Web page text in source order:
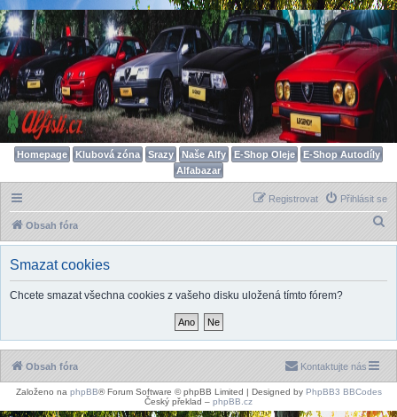
Homepage Klubová zóna Srazy Naše Alfy E-Shop Oleje
E-Shop Autodíly
Alfabazar
Přihlásit se
Registrovat
Obsah fóra
l
Smazat cookies
Chcete smazat všechna cookies z vašeho disku uložená tímto fórem?
Obsah fóra Kontaktujte nás
Založeno na phpBB® Forum Software © phpBB Limited | Designed by PhpBB3 BBCodes
Český překlad – phpBB.cz